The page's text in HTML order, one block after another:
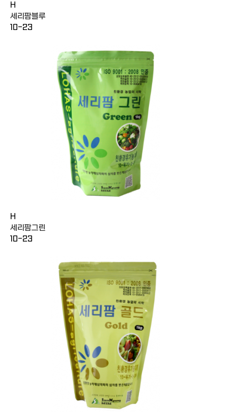
H
세리팜블루
10-23
H
세리팜그린
10-23